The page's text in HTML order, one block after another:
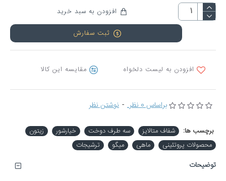
براساس 0 نظر. - نوشتن نظر
افزودن به سبد خرید
ثبت سفارش
افزودن به لیست دلخواه مقایسه این کالا
برچسب ها: شفاف متالایز سه طرف دوخت خیارشور
زیتون
محصولات پروتئینی
ماهی میگو ترشیجات
توضیحات